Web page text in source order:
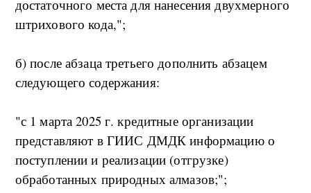
достаточного места для нанесения двухмерного
штрихового кода,";
б) после абзаца третьего дополнить абзацем
следующего содержания:
"с 1 марта 2025 г. кредитные организации
представляют в ГИИС ДМДК информацию о
поступлении и реализации (отгрузке)
обработанных природных алмазов;";